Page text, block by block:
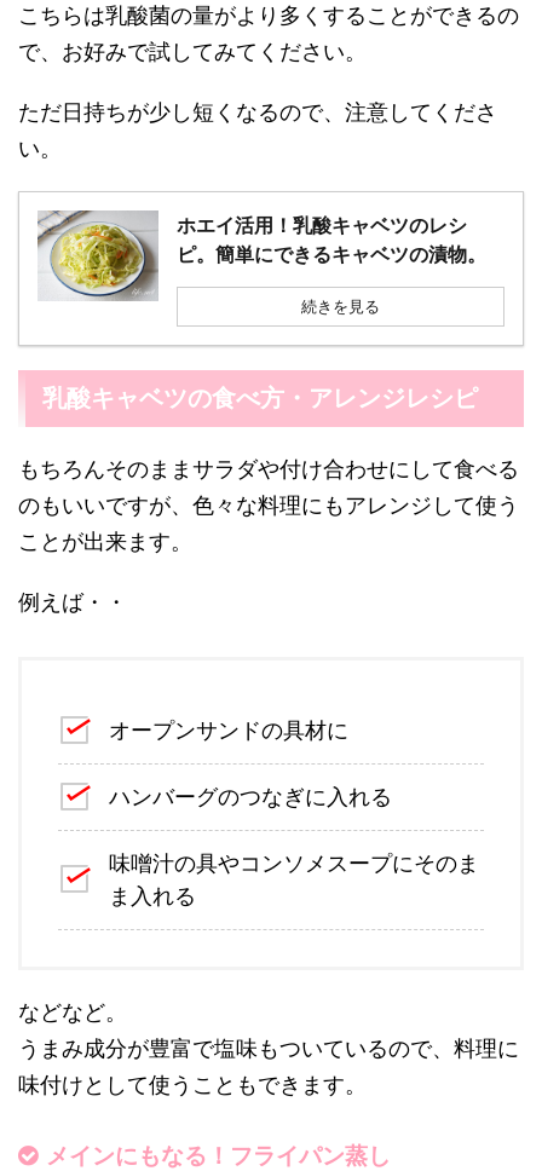
こちらは乳酸菌の量がより多くすることができるの
で、お好みで試してみてください。
ただ日持ちが少し短くなるので、注意してくださ
い。
ホエイ活用！乳酸キャベツのレシ
ピ。簡単にできるキャベツの漬物。
続きを見る
乳酸キャベツの食べ方・アレンジレシピ
もちろんそのままサラダや付け合わせにして食べる
のもいいですが、色々な料理にもアレンジして使う
ことが出来ます。
例えば・・
オープンサンドの具材に
ハンバーグのつなぎに入れる
味噌汁の具やコンソメスープにそのま
ま入れる
などなど。
うまみ成分が豊富で塩味もついているので、料理に
味付けとして使うこともできます。
メインにもなる！フライパン蒸し